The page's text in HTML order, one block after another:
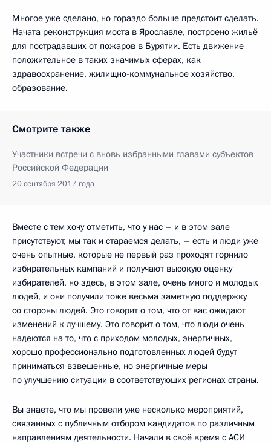
Многое уже сделано, но гораздо больше предстоит сделать.
Начата реконструкция моста в Ярославле, построено жильё
для пострадавших от пожаров в Бурятии. Есть движение
положительное в таких значимых сферах, как
здравоохранение, жилищно-коммунальное хозяйство,
образование.
Смотрите также
Участники встречи с вновь избранными главами субъектов
Российской Федерации
20 сентября 2017 года
Вместе с тем хочу отметить, что у нас – и в этом зале
присутствуют, мы так и стараемся делать, – есть и люди уже
очень опытные, которые не первый раз проходят горнило
избирательных кампаний и получают высокую оценку
избирателей, но здесь, в этом зале, очень много и молодых
людей, и они получили тоже весьма заметную поддержку
со стороны людей. Это говорит о том, что от вас ожидают
изменений к лучшему. Это говорит о том, что люди очень
надеются на то, что с приходом молодых, энергичных,
хорошо профессионально подготовленных людей будут
приниматься взвешенные, но энергичные меры
по улучшению ситуации в соответствующих регионах страны.
Вы знаете, что мы провели уже несколько мероприятий,
связанных с публичным отбором кандидатов по различным
направлениям деятельности. Начали в своё время с АСИ